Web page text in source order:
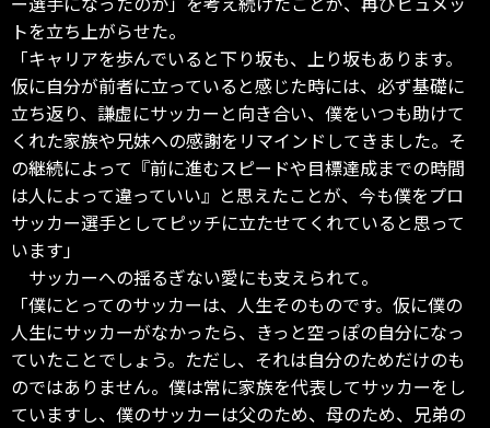
トを立ち上がらせた。
「キャリアを歩んでいると下り坂も、上り坂もあります。
仮に自分が前者に立っていると感じた時には、必ず基礎に
立ち返り、謙虚にサッカーと向き合い、僕をいつも助けて
くれた家族や兄妹への感謝をリマインドしてきました。そ
の継続によって『前に進むスピードや目標達成までの時間
は人によって違っていい』と思えたことが、今も僕をプロ
サッカー選手としてピッチに立たせてくれていると思って
います」
サッカーへの揺るぎない愛にも支えられて。
「僕にとってのサッカーは、人生そのものです。仮に僕の
人生にサッカーがなかったら、きっと空っぽの自分になっ
ていたことでしょう。ただし、それは自分のためだけのも
のではありません。僕は常に家族を代表してサッカーをし
ていますし、僕のサッカーは父のため、母のため、兄弟の